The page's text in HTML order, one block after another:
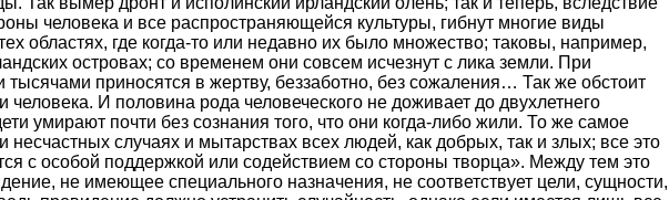
человека и все распространяющейся культуры, гибнут многие виды
областях, где когда-то или недавно их было множество; таковы, например,
островах; со временем они совсем исчезнут с лика земли. При
тысячами приносятся в жертву, беззаботно, без сожаления… Так же обстоит
И половина рода человеческого не доживает до двухлетнего
умирают почти без сознания того, что они когда-либо жили. То же самое
несчастных случаях и мытарствах всех людей, как добрых, так и злых; все это
с особой поддержкой или содействием со стороны творца». Между тем это
не имеющее специального назначения, не соответствует цели, сущности,